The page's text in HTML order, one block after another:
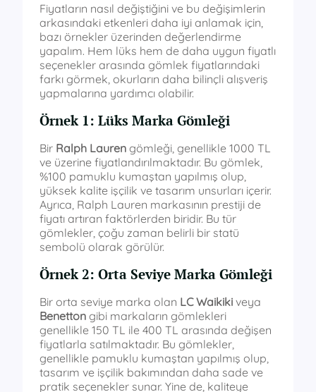
Fiyatların nasıl değiştiğini ve bu değişimlerin
arkasındaki etkenleri daha iyi anlamak için,
bazı örnekler üzerinden değerlendirme
yapalım. Hem lüks hem de daha uygun fiyatlı
seçenekler arasında gömlek fiyatlarındaki
farkı görmek, okurların daha bilinçli alışveriş
yapmalarına yardımcı olabilir.
Örnek 1: Lüks Marka Gömleği
Bir Ralph Lauren gömleği, genellikle 1000 TL
ve üzerine fiyatlandırılmaktadır. Bu gömlek,
%100 pamuklu kumaştan yapılmış olup,
yüksek kalite işçilik ve tasarım unsurları içerir.
Ayrıca, Ralph Lauren markasının prestiji de
fiyatı artıran faktörlerden biridir. Bu tür
gömlekler, çoğu zaman belirli bir statü
sembolü olarak görülür.
Örnek 2: Orta Seviye Marka Gömleği
Bir orta seviye marka olan LC Waikiki veya
Benetton gibi markaların gömlekleri
genellikle 150 TL ile 400 TL arasında değişen
fiyatlarla satılmaktadır. Bu gömlekler,
genellikle pamuklu kumaştan yapılmış olup,
tasarım ve işçilik bakımından daha sade ve
pratik seçenekler sunar. Yine de, kaliteye